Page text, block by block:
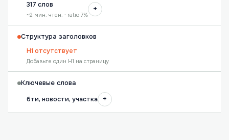
317 слов
~2 мин. чтен. · ratio 7%
+
Структура заголовков
H1 отсутствует
Добавьте один H1 на страницу
Ключевые слова
бти, новости, участка
+